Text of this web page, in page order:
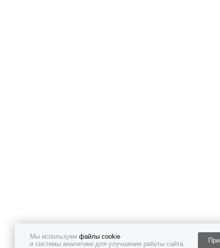
Мы используем файлы cookie
и системы аналитики для улучшения работы сайта